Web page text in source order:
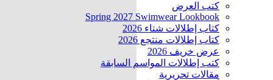
كتب العرض
Spring 2027 Swimwear Lookbook
كتاب إطلالات شتاء 2026
كتاب إطلالات منتجع 2026
عرض خريف 2026
كتب إطلالات المواسم السابقة
مقالات تحريرية